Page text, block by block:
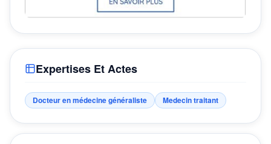
Expertises Et Actes
Docteur en médecine généraliste Medecin traitant